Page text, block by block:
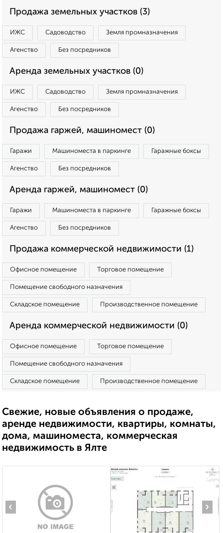
Продажа земельных участков (3)
ИЖС Садоводство Земля промназначения
Агенство Без посредников
Аренда земельных участков (0)
ИЖС Садоводство Земля промназначения
Агенство Без посредников
Продажа гаржей, машиномест (0)
Гаражи Машиноместа в паркинге Гаражные боксы
Агенство Без посредников
Аренда гаржей, машиномест (0)
Гаражи Машиноместа в паркинге Гаражные боксы
Агенство Без посредников
Продажа коммерческой недвижимости (1)
Офисное помещение Торговое помещение
Помещение свободного назначения
Складское помещение Производственное помещение
Аренда коммерческой недвижимости (0)
Офисное помещение Торговое помещение
Помещение свободного назначения
Складское помещение Производственное помещение
Свежие, новые объявления о продаже,
аренде недвижимости, квартиры, комнаты,
дома, машиноместа, коммерческая
недвижимость в Ялте
‹ ›